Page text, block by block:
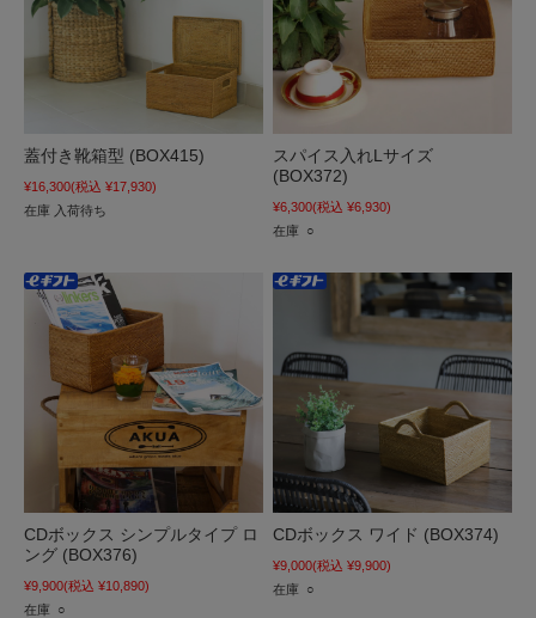
蓋付き靴箱型 (BOX415)
¥16,300(税込 ¥17,930)
在庫 入荷待ち
スパイス入れLサイズ
(BOX372)
¥6,300(税込 ¥6,930)
在庫 ○
CDボックス シンプルタイプ ロ
ング (BOX376)
¥9,900(税込 ¥10,890)
在庫 ○
CDボックス ワイド (BOX374)
¥9,000(税込 ¥9,900)
在庫 ○